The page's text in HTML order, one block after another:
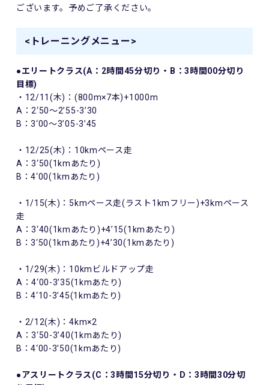
ございます。予めご了承ください。
<トレーニングメニュー>
●エリートクラス(A：2時間45分切り・B：3時間00分切り
目標)
・12/11(木)：(800m×7本)+1000m
A：2‘50～2’55-3’30
B：3‘00～3’05-3’45
・12/25(木)：10kmペース走
A：3‘50(1kmあたり)
B：4‘00(1kmあたり)
・1/15(木)：5kmペース走(ラスト1kmフリー)+3kmペース
走
A：3‘40(1kmあたり)+4’15(1kmあたり)
B：3‘50(1kmあたり)+4’30(1kmあたり)
・1/29(木)：10kmビルドアップ走
A：4‘00-3’35(1kmあたり)
B：4‘10-3’45(1kmあたり)
・2/12(木)：4km×2
A：3‘50-3’40(1kmあたり)
B：4‘00-3’50(1kmあたり)
●アスリートクラス(C：3時間15分切り・D：3時間30分切